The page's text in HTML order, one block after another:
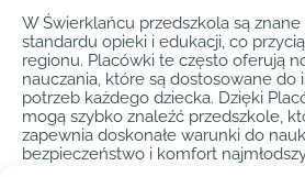
W Świerklańcu przedszkola są
standardu opieki i edukacji, co
regionu. Placówki te często oferują
nauczania, które są dostosowane do
potrzeb każdego dziecka. Dzięki
mogą szybko znaleźć przedszkole,
zapewnia doskonałe warunki do
bezpieczeństwo i komfort